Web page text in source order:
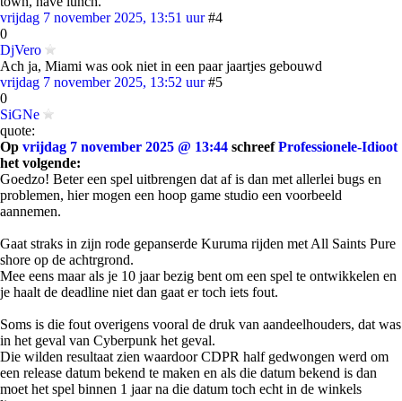
vrijdag 7 november 2025, 13:51 uur #4
0
DjVero
Ach ja, Miami was ook niet in een paar jaartjes gebouwd
vrijdag 7 november 2025, 13:52 uur #5
0
SiGNe
quote:
Op vrijdag 7 november 2025 @ 13:44 schreefProfessionele-Idioot
het volgende:
Goedzo! Beter een spel uitbrengen dat af is dan met allerlei bugs en
problemen, hier mogen een hoop game studio een voorbeeld
aannemen.
Gaat straks in zijn rode gepanserde Kuruma rijden met All Saints Pure
shore op de achtrgrond.
Mee eens maar als je 10 jaar bezig bent om een spel te ontwikkelen en
je haalt de deadline niet dan gaat er toch iets fout.
Soms is die fout overigens vooral de druk van aandeelhouders, dat was
in het geval van Cyberpunk het geval.
Die wilden resultaat zien waardoor CDPR half gedwongen werd om
een release datum bekend te maken en als die datum bekend is dan
moet het spel binnen 1 jaar na die datum toch echt in de winkels